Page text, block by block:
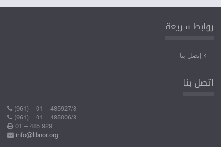
روابط سريعة
إتصل بنا
اتصل بنا
(961) – 01 – 485927/8
(961) – 01 – 485006/8
01 – 485 929
info@libnor.org